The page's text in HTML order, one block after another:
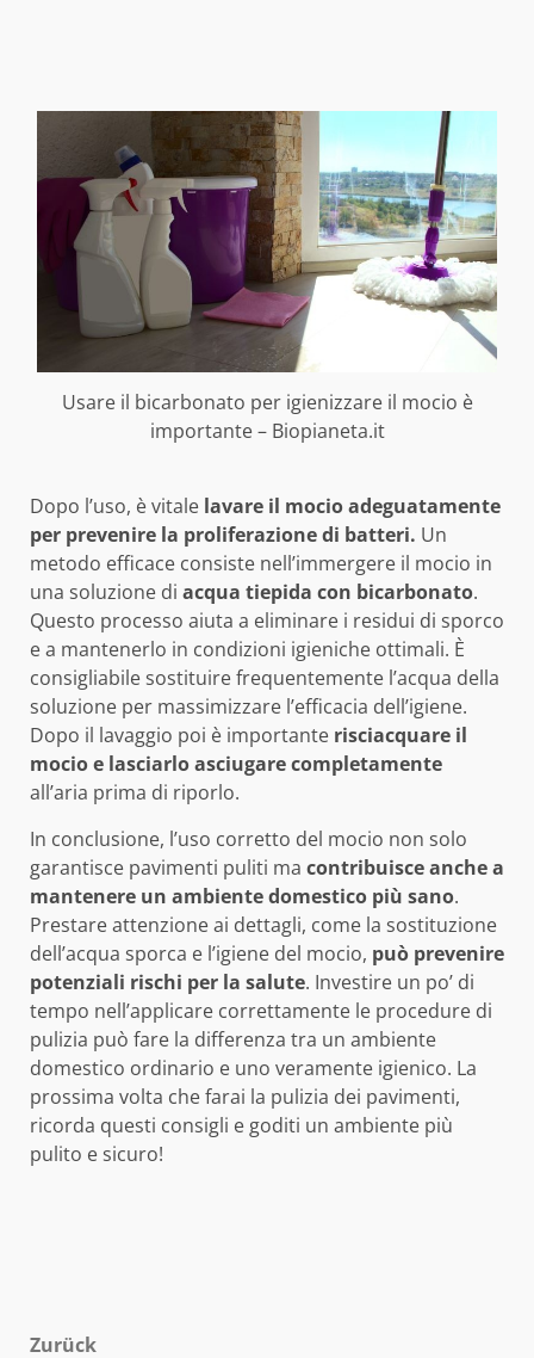
Usare il bicarbonato per igienizzare il mocio è
importante – Biopianeta.it
Dopo l’uso, è vitale lavare il mocio adeguatamente
per prevenire la proliferazione di batteri. Un
metodo efficace consiste nell’immergere il mocio in
una soluzione di acqua tiepida con bicarbonato.
Questo processo aiuta a eliminare i residui di sporco
e a mantenerlo in condizioni igieniche ottimali. È
consigliabile sostituire frequentemente l’acqua della
soluzione per massimizzare l’efficacia dell’igiene.
Dopo il lavaggio poi è importante risciacquare il
mocio e lasciarlo asciugare completamente
all’aria prima di riporlo.
In conclusione, l’uso corretto del mocio non solo
garantisce pavimenti puliti ma contribuisce anche a
mantenere un ambiente domestico più sano.
Prestare attenzione ai dettagli, come la sostituzione
dell’acqua sporca e l’igiene del mocio, può prevenire
potenziali rischi per la salute. Investire un po’ di
tempo nell’applicare correttamente le procedure di
pulizia può fare la differenza tra un ambiente
domestico ordinario e uno veramente igienico. La
prossima volta che farai la pulizia dei pavimenti,
ricorda questi consigli e goditi un ambiente più
pulito e sicuro!
Zurück